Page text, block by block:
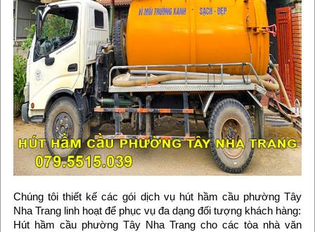
Chúng tôi thiết kế các gói dịch vụ hút hầm cầu phường Tây
Nha Trang linh hoạt để phục vụ đa dạng đối tượng khách hàng:
Hút hầm cầu phường Tây Nha Trang cho các tòa nhà văn